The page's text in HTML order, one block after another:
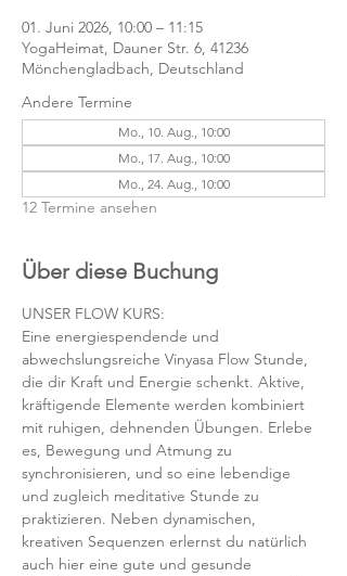
01. Juni 2026, 10:00 – 11:15
YogaHeimat, Dauner Str. 6, 41236
Mönchengladbach, Deutschland
Andere Termine
Mo., 10. Aug., 10:00
Mo., 17. Aug., 10:00
Mo., 24. Aug., 10:00
12 Termine ansehen
Über diese Buchung
UNSER FLOW KURS:
Eine energiespendende und
abwechslungsreiche Vinyasa Flow Stunde,
die dir Kraft und Energie schenkt. Aktive,
kräftigende Elemente werden kombiniert
mit ruhigen, dehnenden Übungen. Erlebe
es, Bewegung und Atmung zu
synchronisieren, und so eine lebendige
und zugleich meditative Stunde zu
praktizieren. Neben dynamischen,
kreativen Sequenzen erlernst du natürlich
auch hier eine gute und gesunde